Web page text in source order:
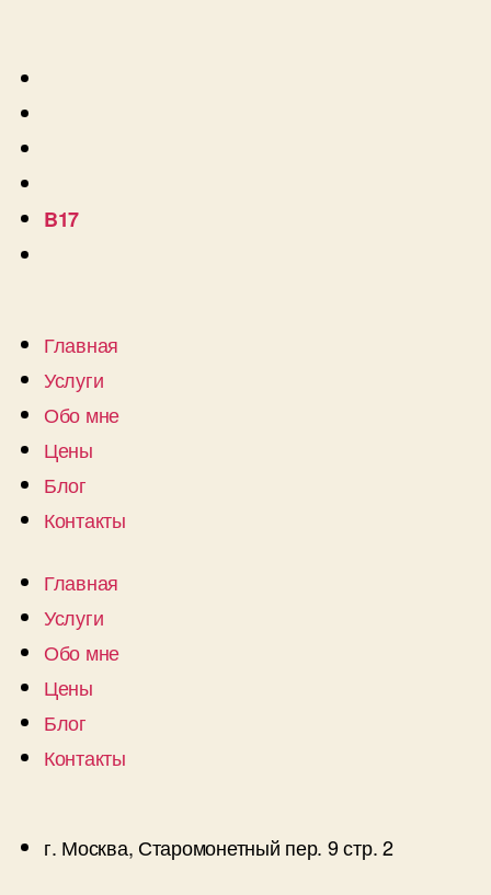
B17
Главная
Услуги
Обо мне
Цены
Блог
Контакты
Главная
Услуги
Обо мне
Цены
Блог
Контакты
г. Москва, Старомонетный пер. 9 стр. 2